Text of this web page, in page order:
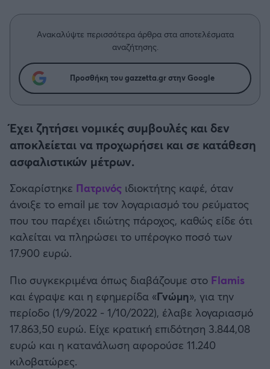
Άρης
ΟΦΗ
Ατρόμητος Αθηνών
Αστέρας Τρίπολης
Παναιτωλικός
Καλαμάτα
Ηρακλής
Μπαρτσελόνα
Μια Ιστορία από την Πόλη
Ανακαλύψτε περισσότερα άρθρα στα αποτελέσματα
αναζήτησης.
Προσθήκη του gazzetta.gr στην Google
Έχει ζητήσει νομικές συμβουλές και δεν
αποκλείεται να προχωρήσει και σε κατάθεση
ασφαλιστικών μέτρων.
Σοκαρίστηκε Πατρινός ιδιοκτήτης καφέ, όταν
άνοιξε το email με τον λογαριασμό του ρεύματος
που του παρέχει ιδιώτης πάροχος, καθώς είδε ότι
καλείται να πληρώσει το υπέρογκο ποσό των
17.900 ευρώ.
Πιο συγκεκριμένα όπως διαβάζουμε στο Flamis
και έγραψε και η εφημερίδα «Γνώμη», για την
περίοδο (1/9/2022 - 1/10/2022), έλαβε λογαριασμό
17.863,50 ευρώ. Είχε κρατική επιδότηση 3.844,08
ευρώ και η κατανάλωση αφορούσε 11.240
κιλοβατώρες.